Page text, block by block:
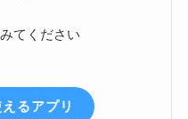
てください
るアプリ